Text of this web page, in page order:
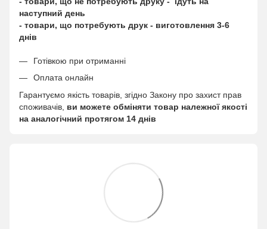
наступний день
- товари, що потребують друк - виготовлення 3-6
днів
Готівкою при отриманні
Оплата онлайн
Гарантуємо якість товарів, згідно Закону про захист прав
споживачів, ви можете обміняти товар належної якості
на аналогічний протягом 14 днів